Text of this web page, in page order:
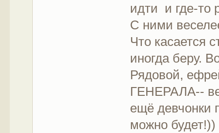
идти и где-то
С ними
Что касается
иногда беру.
Рядовой,
ГЕНЕРАЛА--
ещё девчонки
можно